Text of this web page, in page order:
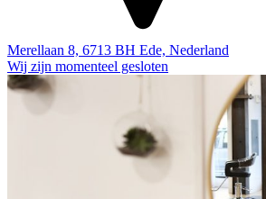
Merellaan 8, 6713 BH Ede, Nederland
Wij zijn momenteel gesloten